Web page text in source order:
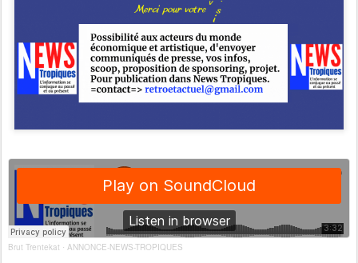
Brut Trentekat · ANNONCE-NEWS-TROPIQUES